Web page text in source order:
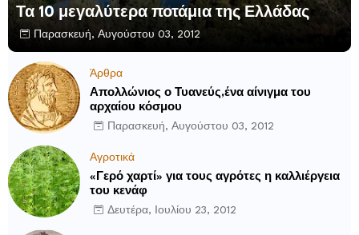
Τα 10 μεγαλύτερα ποτάμια της Ελλάδας
Παρασκευή, Αυγούστου 03, 2012
Άρθρα
Απολλώνιος ο Τυανεύς,ένα αίνιγμα του
αρχαίου κόσμου
Παρασκευή, Αυγούστου 03, 2012
Αγροτικά
«Γερό χαρτί» για τους αγρότες η καλλιέργεια
του κενάφ
Δευτέρα, Ιουλίου 23, 2012